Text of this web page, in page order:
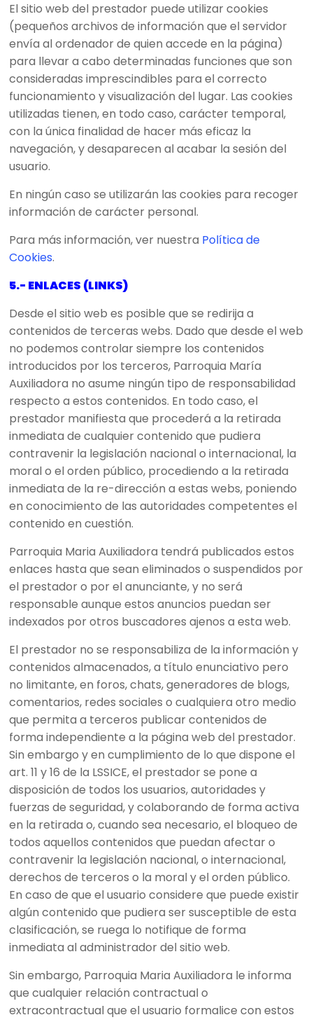
El sitio web del prestador puede utilizar cookies
(pequeños archivos de información que el servidor
envía al ordenador de quien accede en la página)
para llevar a cabo determinadas funciones que son
consideradas imprescindibles para el correcto
funcionamiento y visualización del lugar. Las cookies
utilizadas tienen, en todo caso, carácter temporal,
con la única finalidad de hacer más eficaz la
navegación, y desaparecen al acabar la sesión del
usuario.
En ningún caso se utilizarán las cookies para recoger
información de carácter personal.
Para más información, ver nuestra Política de
Cookies.
5.- ENLACES (LINKS)
Desde el sitio web es posible que se redirija a
contenidos de terceras webs. Dado que desde el web
no podemos controlar siempre los contenidos
introducidos por los terceros, Parroquia María
Auxiliadora no asume ningún tipo de responsabilidad
respecto a estos contenidos. En todo caso, el
prestador manifiesta que procederá a la retirada
inmediata de cualquier contenido que pudiera
contravenir la legislación nacional o internacional, la
moral o el orden público, procediendo a la retirada
inmediata de la re-dirección a estas webs, poniendo
en conocimiento de las autoridades competentes el
contenido en cuestión.
Parroquia Maria Auxiliadora tendrá publicados estos
enlaces hasta que sean eliminados o suspendidos por
el prestador o por el anunciante, y no será
responsable aunque estos anuncios puedan ser
indexados por otros buscadores ajenos a esta web.
El prestador no se responsabiliza de la información y
contenidos almacenados, a título enunciativo pero
no limitante, en foros, chats, generadores de blogs,
comentarios, redes sociales o cualquiera otro medio
que permita a terceros publicar contenidos de
forma independiente a la página web del prestador.
Sin embargo y en cumplimiento de lo que dispone el
art. 11 y 16 de la LSSICE, el prestador se pone a
disposición de todos los usuarios, autoridades y
fuerzas de seguridad, y colaborando de forma activa
en la retirada o, cuando sea necesario, el bloqueo de
todos aquellos contenidos que puedan afectar o
contravenir la legislación nacional, o internacional,
derechos de terceros o la moral y el orden público.
En caso de que el usuario considere que puede existir
algún contenido que pudiera ser susceptible de esta
clasificación, se ruega lo notifique de forma
inmediata al administrador del sitio web.
Sin embargo, Parroquia Maria Auxiliadora le informa
que cualquier relación contractual o
extracontractual que el usuario formalice con estos